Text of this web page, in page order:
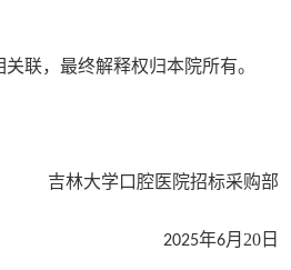
联，最终解释权归本院所有。
吉林大学口腔医院招标采购部
2025年6月 20日